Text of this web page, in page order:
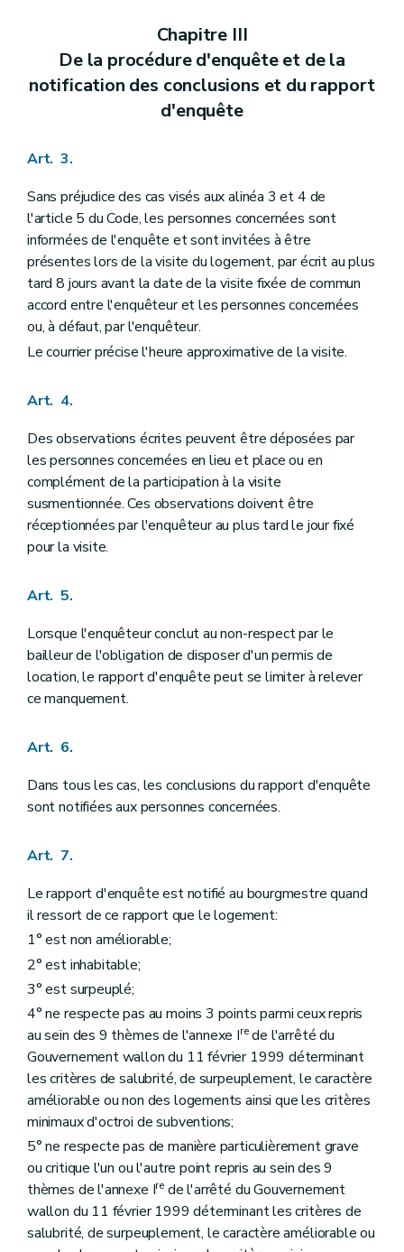
Chapitre III
De la procédure d'enquête et de la
notification des conclusions et du rapport
d'enquête
Art. 3.
Sans préjudice des cas visés aux alinéa 3 et 4 de
l'article 5 du Code, les personnes concernées sont
informées de l'enquête et sont invitées à être
présentes lors de la visite du logement, par écrit au plus
tard 8 jours avant la date de la visite fixée de commun
accord entre l'enquêteur et les personnes concernées
ou, à défaut, par l'enquêteur.
Le courrier précise l'heure approximative de la visite.
Art. 4.
Des observations écrites peuvent être déposées par
les personnes concernées en lieu et place ou en
complément de la participation à la visite
susmentionnée. Ces observations doivent être
réceptionnées par l'enquêteur au plus tard le jour fixé
pour la visite.
Art. 5.
Lorsque l'enquêteur conclut au non-respect par le
bailleur de l'obligation de disposer d'un permis de
location, le rapport d'enquête peut se limiter à relever
ce manquement.
Art. 6.
Dans tous les cas, les conclusions du rapport d'enquête
sont notifiées aux personnes concernées.
Art. 7.
Le rapport d'enquête est notifié au bourgmestre quand
il ressort de ce rapport que le logement:
1° est non améliorable;
2° est inhabitable;
3° est surpeuplé;
4° ne respecte pas au moins 3 points parmi ceux repris
au sein des 9 thèmes de l'annexe Irede l'arrêté du
Gouvernement wallon du 11 février 1999 déterminant
les critères de salubrité, de surpeuplement, le caractère
améliorable ou non des logements ainsi que les critères
minimaux d'octroi de subventions;
5° ne respecte pas de manière particulièrement grave
ou critique l'un ou l'autre point repris au sein des 9
thèmes de l'annexe Ire de l'arrêté du Gouvernement
wallon du 11 février 1999 déterminant les critères de
salubrité, de surpeuplement, le caractère améliorable ou